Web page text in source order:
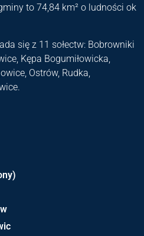
to 74,84 km² o ludności ok
się z 11 sołectw: Bobrowniki
Kępa Bogumiłowicka,
Ostrów, Rudka,